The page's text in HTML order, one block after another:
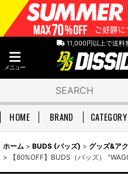
11,000円以上で送料
メニュー
HOME BRAND CATEGORY
ホーム > BUDS (バッズ) > グッズ&ア
>
【80%OFF】BUDS（バッズ）